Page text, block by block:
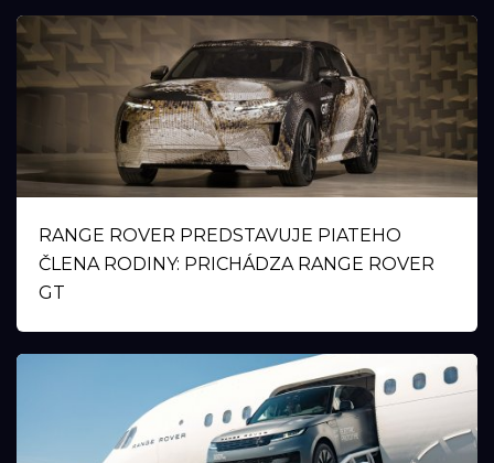
RANGE ROVER PREDSTAVUJE PIATEHO
ČLENA RODINY: PRICHÁDZA RANGE ROVER
GT